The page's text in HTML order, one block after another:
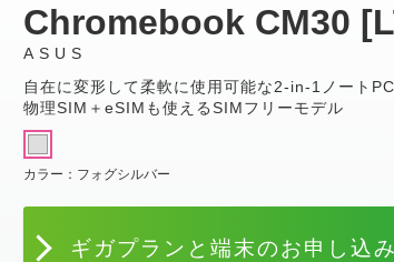
Chromebook CM30
ASUS
自在に変形して柔軟に使用可能な2-in-1ノートPC
物理SIM＋eSIMも使えるSIMフリーモデル
カラー： フォグシルバー
ギガプランと端末のお申し込